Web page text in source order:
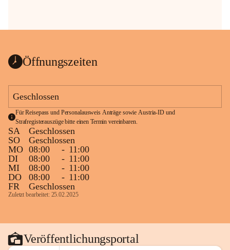
Öffnungszeiten
Geschlossen
Für Reisepass und Personalausweis Anträge sowie Austria-ID und
Strafregisterauszüge bitte einen Termin vereinbaren.
SA
Geschlossen
SO
Geschlossen
MO 08:00 - 11:00
DI
08:00 - 11:00
MI
08:00 - 11:00
DO
08:00 - 11:00
FR
Geschlossen
Zuletzt bearbeitet: 25.02.2025
Veröffentlichungsportal